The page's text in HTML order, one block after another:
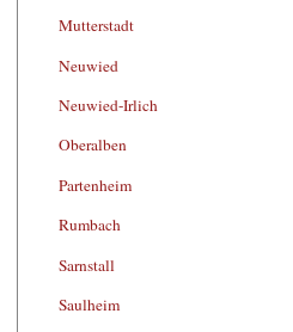
Mutterstadt
Neuwied
Neuwied-Irlich
Oberalben
Partenheim
Rumbach
Sarnstall
Saulheim